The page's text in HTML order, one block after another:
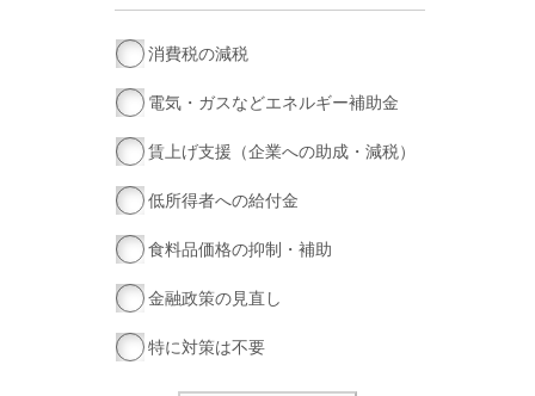
消費税の減税
電気・ガスなどエネルギー補助金
賃上げ支援（企業への助成・減税）
低所得者への給付金
食料品価格の抑制・補助
金融政策の見直し
特に対策は不要